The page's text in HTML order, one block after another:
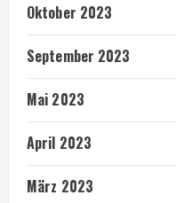
Oktober 2023
September 2023
Mai 2023
April 2023
März 2023